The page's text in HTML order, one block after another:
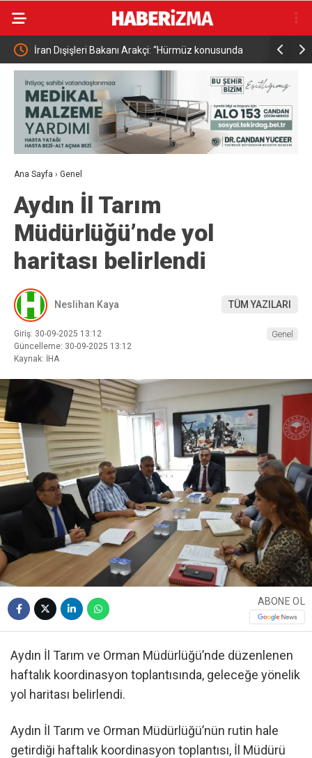
İran Dışişleri Bakanı Arakçi: “Hürmüz konusunda
Umman’la anlaşmaya çok yakınız”
Ana Sayfa › Genel
Aydın İl Tarım
Müdürlüğü’nde yol
haritası belirlendi
Neslihan Kaya TÜM YAZILARI
Giriş: 30-09-2025 13:12
Güncelleme: 30-09-2025 13:12
Kaynak: İHA
Genel
ABONE OL
Aydın İl Tarım ve Orman Müdürlüğü’nde düzenlenen
haftalık koordinasyon toplantısında, geleceğe yönelik
yol haritası belirlendi.
Aydın İl Tarım ve Orman Müdürlüğü’nün rutin hale
getirdiği haftalık koordinasyon toplantısı, İl Müdürü